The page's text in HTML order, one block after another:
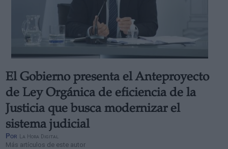
El Gobierno presenta el Anteproyecto
de Ley Orgánica de eficiencia de la
Justicia que busca modernizar el
sistema judicial
Por La Hora Digital
Más artículos de este autor